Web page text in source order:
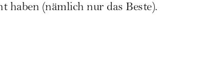
haben (nämlich nur das Beste).